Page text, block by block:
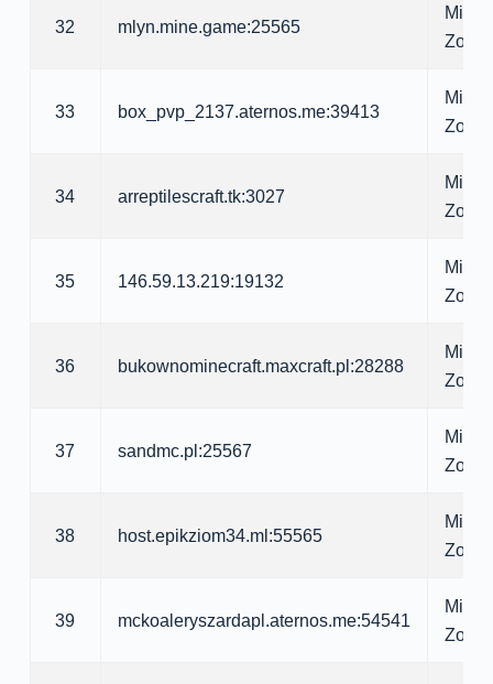
32 mlyn.mine.game:25565
33 box_pvp_2137.aternos.me:39413
34 arreptilescraft.tk:3027
35 146.59.13.219:19132
36 bukownominecraft.maxcraft.pl:28288
37 sandmc.pl:25567
38 host.epikziom34.ml:55565
39 mckoaleryszardapl.aternos.me:54541